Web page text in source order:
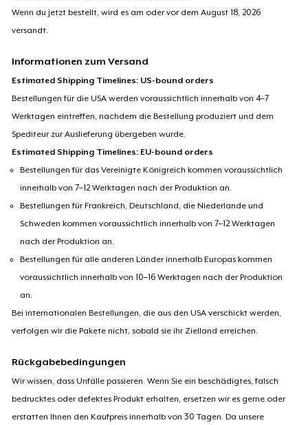
Wenn du jetzt bestellt, wird es am oder vor demAugust 18, 2026
versandt.
Informationen zum Versand
Estimated Shipping Timelines: US-bound orders
Bestellungen für die USA werden voraussichtlich innerhalb von 4–7
Werktagen eintreffen, nachdem die Bestellung produziert und dem
Spediteur zur Auslieferung übergeben wurde.
Estimated Shipping Timelines: EU-bound orders
Bestellungen für das Vereinigte Königreich kommen voraussichtlich
innerhalb von 7–12 Werktagen nach der Produktion an.
Bestellungen für Frankreich, Deutschland, die Niederlande und
Schweden kommen voraussichtlich innerhalb von 7–12 Werktagen
nach der Produktion an.
Bestellungen für alle anderen Länder innerhalb Europas kommen
voraussichtlich innerhalb von 10–16 Werktagen nach der Produktion
an.
Bei internationalen Bestellungen, die aus den USA verschickt werden,
verfolgen wir die Pakete nicht, sobald sie ihr Zielland erreichen.
Rückgabebedingungen
Wir wissen, dass Unfälle passieren. Wenn Sie ein beschädigtes, falsch
bedrucktes oder defektes Produkt erhalten, ersetzen wir es gerne oder
erstatten Ihnen den Kaufpreis innerhalb von 30 Tagen. Da unsere